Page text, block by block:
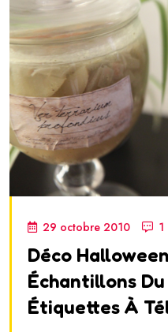
29 octobre 2010
Déco
Échantillons
Étiquettes À